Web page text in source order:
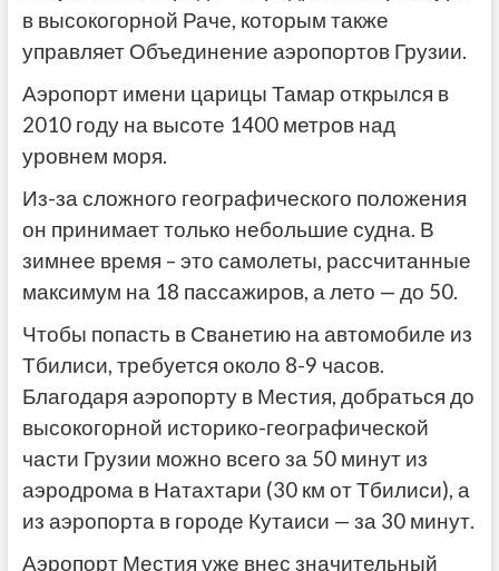
в высокогорной Раче, которым также
управляет Объединение аэропортов Грузии.
Аэропорт имени царицы Тамар открылся в
2010 году на высоте 1400 метров над
уровнем моря.
Из-за сложного географического положения
он принимает только небольшие судна. В
зимнее время – это самолеты, рассчитанные
максимум на 18 пассажиров, а лето — до 50.
Чтобы попасть в Сванетию на автомобиле из
Тбилиси, требуется около 8-9 часов.
Благодаря аэропорту в Местия, добраться до
высокогорной историко-географической
части Грузии можно всего за 50 минут из
аэродрома в Натахтари (30 км от Тбилиси), а
из аэропорта в городе Кутаиси — за 30 минут.
Аэропорт Местия уже внес значительный